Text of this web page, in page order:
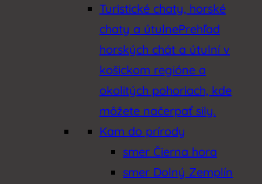
Turistické chaty, horské
chaty a útulnePrehľad
horských chát a útulní v
košickom regióne a
okolitých pohoriach, kde
môžete načerpať sily.
Kam do prírody
smer Čierna hora
smer Dolný Zemplín